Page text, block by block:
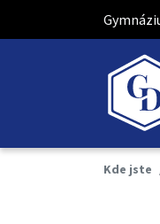
Kde jste